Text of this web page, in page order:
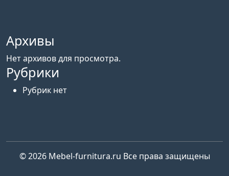
Архивы
Нет архивов для просмотра.
Рубрики
Рубрик нет
© 2026 Mebel-furnitura.ru Все права защищены